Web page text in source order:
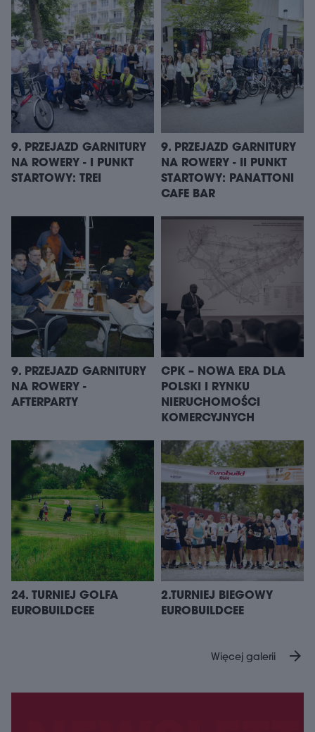
9. PRZEJAZD GARNITURY
NA ROWERY - I PUNKT
STARTOWY: TREI
9. PRZEJAZD GARNITURY
NA ROWERY - II PUNKT
STARTOWY: PANATTONI
CAFE BAR
9. PRZEJAZD GARNITURY
NA ROWERY -
AFTERPARTY
CPK – NOWA ERA DLA
POLSKI I RYNKU
NIERUCHOMOŚCI
KOMERCYJNYCH
24. TURNIEJ GOLFA
EUROBUILDCEE
2.TURNIEJ BIEGOWY
EUROBUILDCEE
Więcej galerii arrow_forward